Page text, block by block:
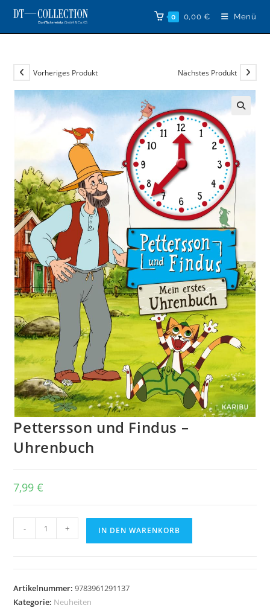
Zum
Inhalt
springen
0 0,00 € Menü
Vorheriges Produkt Nächstes Produkt
Pettersson und Findus –
Uhrenbuch
7,99€
Pettersson
und
Uhrenbuch
Menge
- + IN DEN WARENKORB
Artikelnummer:9783961291137
Kategorie: Neuheiten